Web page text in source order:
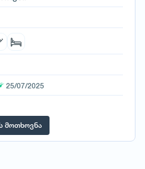
25/07/2025
მოთხოვნა